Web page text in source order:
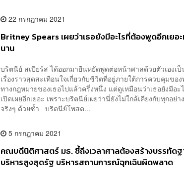
22 กรกฎาคม 2021
Britney Spears เผยว่าเธอยังมีอะไรที่ต้องพูดอีกเยอ
นาน
บริตนีย์ สเปียร์ส ได้ออกมายืนหยัดพูดต่อหน้าศาลด้วยตัวเองเป็
เรื่องราวสุดสะเทือนใจเกี่ยวกับชีวิตที่อยู่ภายใต้การควบคุมขอ
ทางกฎหมายของเธอไปแล้วครึ่งหนึ่ง แต่ดูเหมือนว่าเธอยังมีอะ
เปิดเผยอีกเยอะ เพราะบริตนีย์เผยว่านี่ยังไม่ใกล้เคียงกับทุกอย่
จริงๆ ด้วยซ้ำ บริตนีย์โพสต...
5 กรกฎาคม 2021
คณบดีนิติศาสตร์ มธ. ชี้ถึงเวลาศาลต้องสร้างบรรทัดฐ
บริหารสูงสุดรัฐ บริหารสถานการณ์ฉุกเฉินผิดพลาด